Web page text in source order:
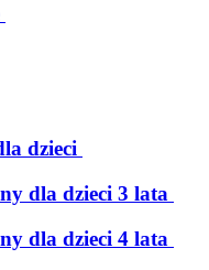
dzieci
dla dzieci 3 lata
dla dzieci 4 lata